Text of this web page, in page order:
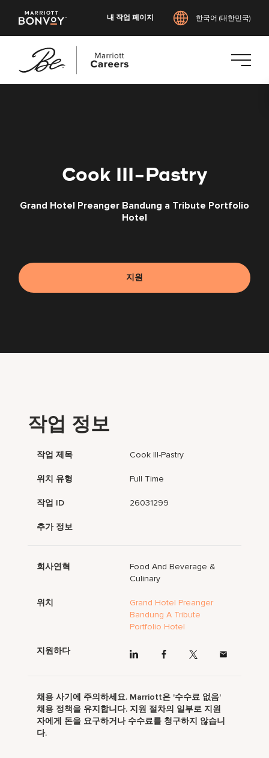
내 작업 페이지 한국어 (대한민국)
Cook III-Pastry
Grand Hotel Preanger Bandung a Tribute Portfolio
Hotel
지원
작업 정보
작업 제목 Cook III-Pastry
위치 유형 Full Time
작업 ID 26031299
추가 정보
회사연혁
Food And Beverage &
Culinary
위치
Grand Hotel Preanger
Bandung A Tribute
Portfolio Hotel
지원하다
채용 사기에 주의하세요. Marriott은 '수수료 없음'
채용 정책을 유지합니다. 지원 절차의 일부로 지원
자에게 돈을 요구하거나 수수료를 청구하지 않습니
다.